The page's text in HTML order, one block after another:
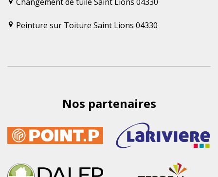
Peinture sur Toiture Saint Lions 04330
Nos partenaires